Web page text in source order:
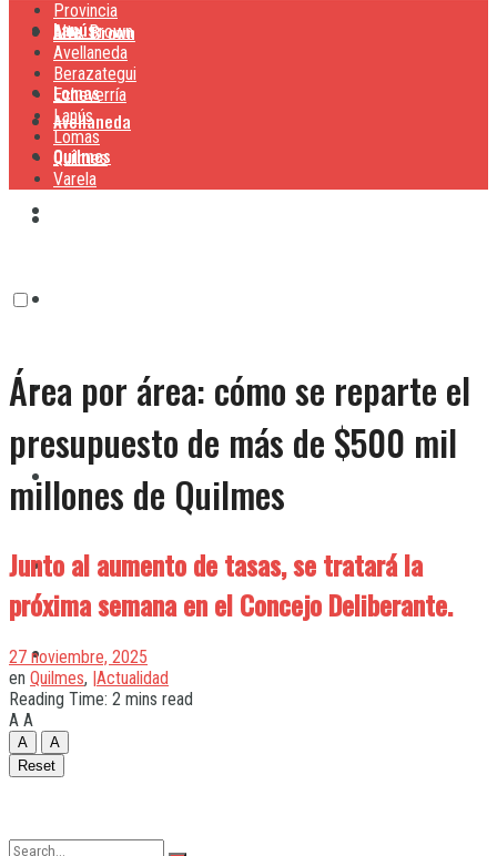
Lanús
Lomas
Quilmes
Alte. Brown
Avellaneda
Lanús
Lomas
Quilmes
Varela
Provincia
Alte. Brown
Avellaneda
Berazategui
Echeverría
Lanús
Lomas
Quilmes
Varela
Área por área: cómo se reparte el
presupuesto de más de $500 mil
millones de Quilmes
Junto al aumento de tasas, se tratará la
próxima semana en el Concejo Deliberante.
27 noviembre, 2025
en Quilmes, |Actualidad
Reading Time: 2 mins read
A A
A
A
Reset